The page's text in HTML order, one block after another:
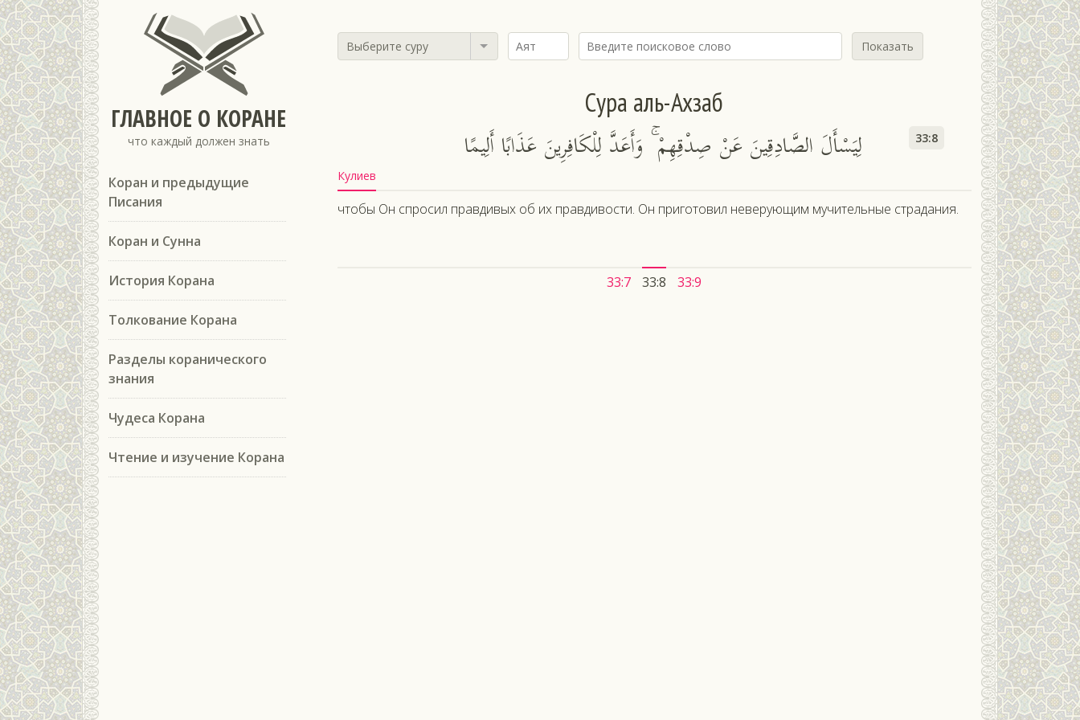
ГЛАВНОЕ О КОРАНЕ
что каждый должен знать
Коран и предыдущие
Писания
Коран и Сунна
История Корана
Толкование Корана
Разделы коранического
знания
Чудеса Корана
Чтение и изучение Корана
Выберите суру Показать
Сура аль-Ахзаб
لِيَسْأَلَ الصَّادِقِينَ عَنْ صِدْقِهِمْ ۚ وَأَعَدَّ لِلْكَافِرِينَ عَذَابًا أَلِيمًا 33:8
Кулиев
чтобы Он спросил правдивых об их правдивости. Он приготовил неверующим мучительные страдания.
33:7 33:8 33:9